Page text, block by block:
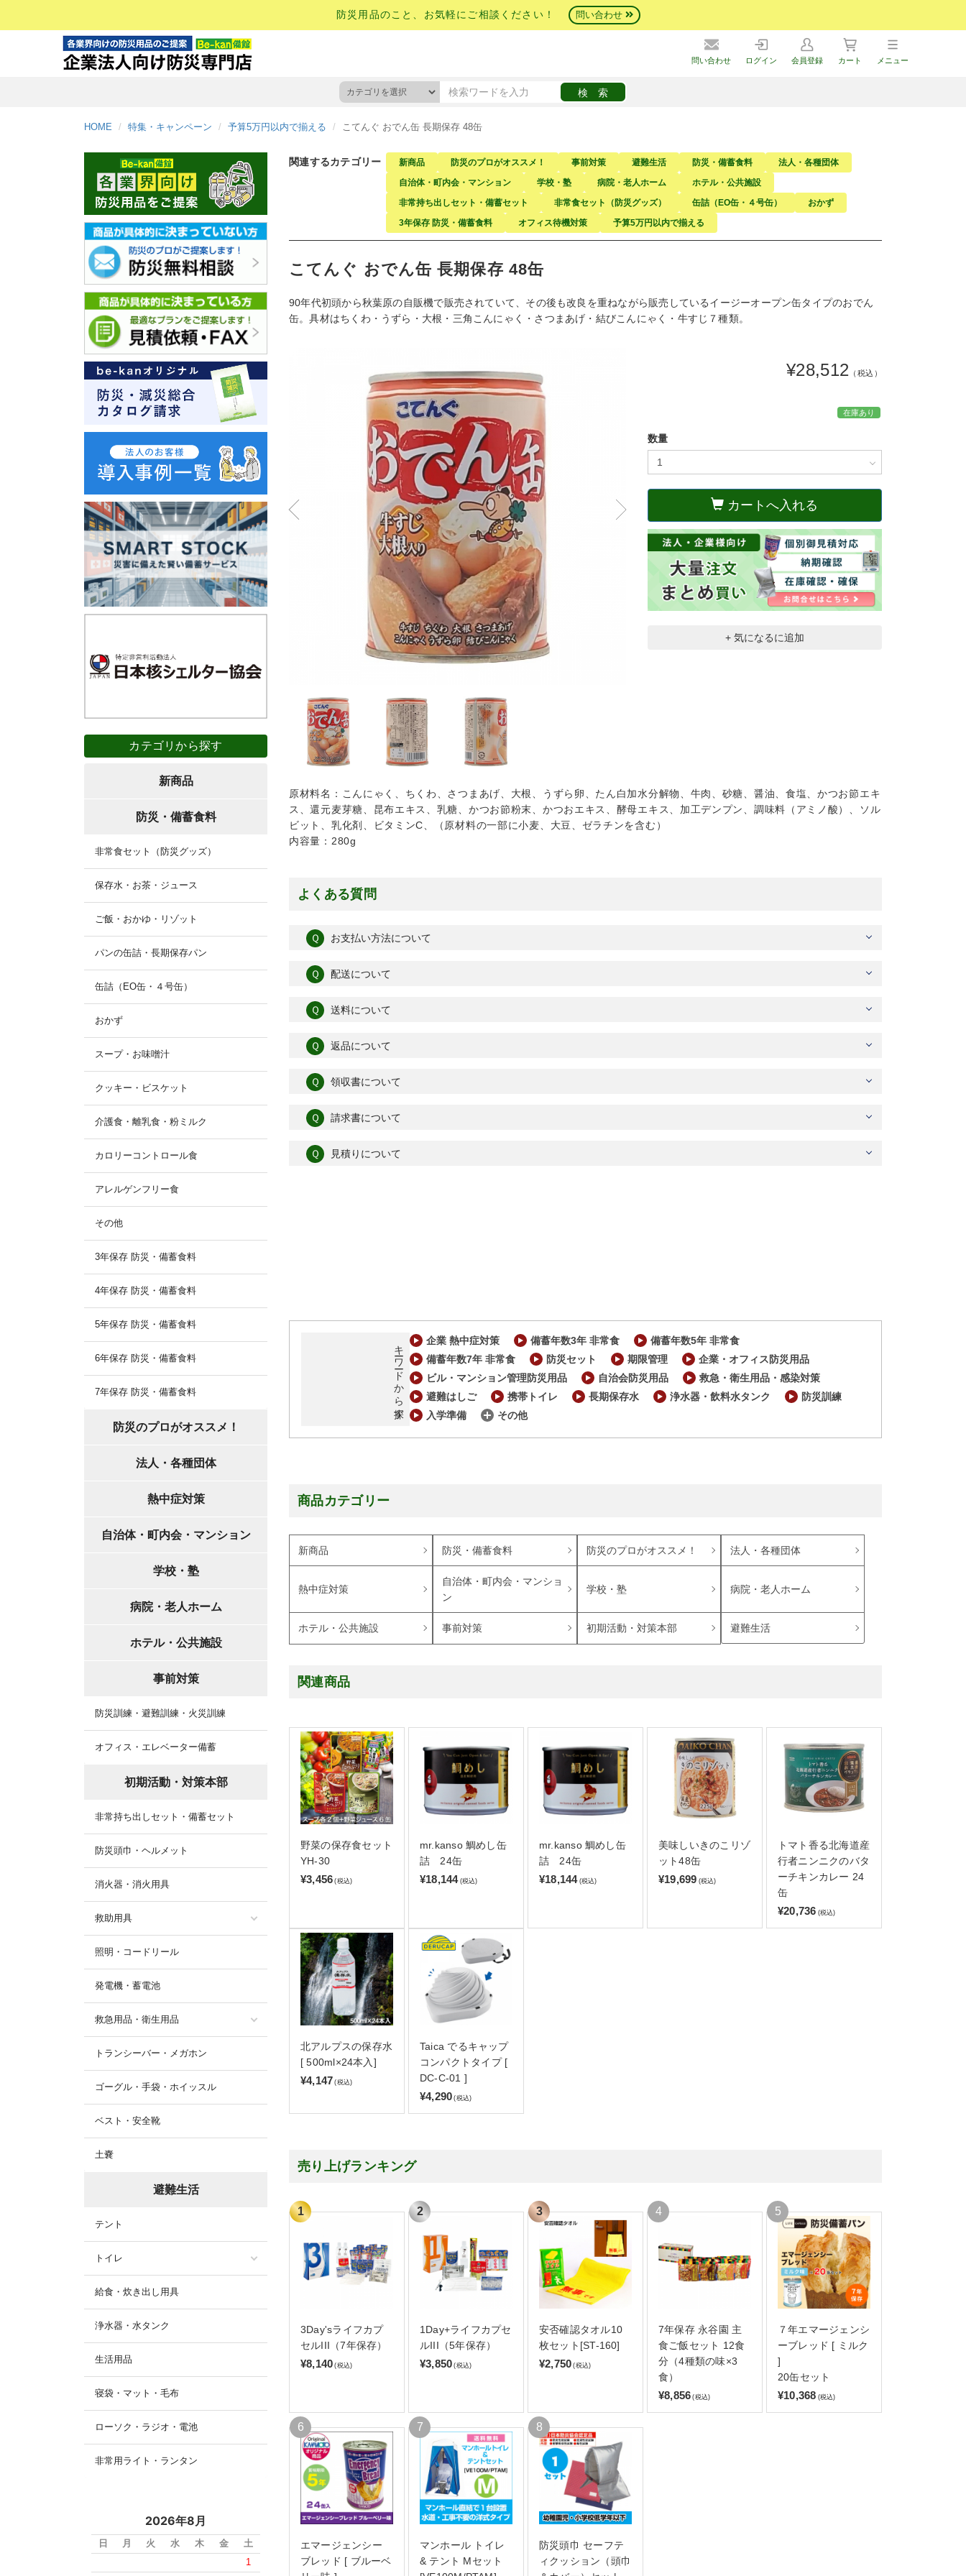
防災用品のこと、お気軽にご相談ください！ 問い合わせ
問い合わせ ログイン 会員登録 カート メニュー
HOME 特集・キャンペーン 予算5万円以内で揃える こてんぐ おでん缶 長期保存 48缶
関連するカテゴリー 新商品 防災のプロがオススメ！ 事前対策 避難生活 防災・備蓄食料
法人・各種団体
自治体・町内会・マンション
学校・塾 病院・老人ホーム
ホテル・公共施設
非常持ち出しセット・備蓄セット
非常食セット（防災グッズ） 缶詰（EO缶・４号缶）
おかず
3年保存 防災・備蓄食料
オフィス待機対策 予算5万円以内で揃える
こてんぐ おでん缶 長期保存 48缶
90年代初頭から秋葉原の自販機で販売されていて、その後も改良を重ねながら販売しているイージーオープン缶タイプのおでん
缶。具材はちくわ・うずら・大根・三角こんにゃく・さつまあげ・結びこんにゃく・牛すじ７種類。
¥28,512 （税込）
在庫あり
数量
カートへ入れる
+ 気になるに追加
原材料名：こんにゃく、ちくわ、さつまあげ、大根、うずら卵、たん白加水分解物、牛肉、砂糖、醤油、食塩、かつお節エキ
ス、還元麦芽糖、昆布エキス、乳糖、かつお節粉末、かつおエキス、酵母エキス、加工デンプン、調味料（アミノ酸）、ソル
ビット、乳化剤、ビタミンC、（原材料の一部に小麦、大豆、ゼラチンを含む）
内容量：280g
よくある質問
Ｑ お支払い方法について
Ｑ 配送について
Ｑ 送料について
Ｑ 返品について
Ｑ 領収書について
Ｑ 請求書について
Ｑ 見積りについて
キーワードから探す 企業 熱中症対策 備蓄年数3年 非常食
備蓄年数5年 非常食
備蓄年数7年 非常食
防災セット 期限管理
企業・オフィス防災用品
ビル・マンション管理防災用品
自治会防災用品
救急・衛生用品・感染対策
避難はしご
携帯トイレ 長期保存水 浄水器・飲料水タンク
防災訓練
入学準備
その他
商品カテゴリー
新商品 防災・備蓄食料 防災のプロがオススメ！ 法人・各種団体
熱中症対策
自治体・町内会・マンショ
ン
学校・塾 病院・老人ホーム
ホテル・公共施設 事前対策 初期活動・対策本部 避難生活
関連商品
野菜の保存食セット
YH-30
¥3,456 (税込)
mr.kanso 鯛めし缶
詰 24缶
¥18,144 (税込)
mr.kanso 鯛めし缶
詰 24缶
¥18,144 (税込)
美味しいきのこリゾ
ット48缶
¥19,699 (税込)
トマト香る北海道産
行者ニンニクのバタ
ーチキンカレー 24
缶
¥20,736 (税込)
北アルプスの保存水
[ 500ml×24本入]
¥4,147 (税込)
Taica でるキャップ
コンパクトタイプ [
DC-C-01 ]
¥4,290 (税込)
売り上げランキング
3Day'sライフカプ
セルIII（7年保存）
¥8,140 (税込)
1Day+ライフカプセ
ルIII（5年保存）
¥3,850 (税込)
安否確認タオル10
枚セット[ST-160]
¥2,750 (税込)
7年保存 永谷園 主
食ご飯セット 12食
分（4種類の味×3
食）
¥8,856 (税込)
７年エマージェンシ
ーブレッド [ ミルク
]
20缶セット
¥10,368 (税込)
エマージェンシー
ブレッド [ ブルーベ
マンホール トイレ
& テント Mセット
防災頭巾 セーフテ
ィクッション（頭巾
カテゴリから探す
新商品
防災・備蓄食料
非常食セット（防災グッズ）
保存水・お茶・ジュース
ご飯・おかゆ・リゾット
パンの缶詰・長期保存パン
缶詰（EO缶・４号缶）
おかず
スープ・お味噌汁
クッキー・ビスケット
介護食・離乳食・粉ミルク
カロリーコントロール食
アレルゲンフリー食
その他
3年保存 防災・備蓄食料
4年保存 防災・備蓄食料
5年保存 防災・備蓄食料
6年保存 防災・備蓄食料
7年保存 防災・備蓄食料
防災のプロがオススメ！
法人・各種団体
熱中症対策
自治体・町内会・マンション
学校・塾
病院・老人ホーム
ホテル・公共施設
事前対策
防災訓練・避難訓練・火災訓練
オフィス・エレベーター備蓄
初期活動・対策本部
非常持ち出しセット・備蓄セット
防災頭巾・ヘルメット
消火器・消火用具
救助用具
照明・コードリール
発電機・蓄電池
救急用品・衛生用品
トランシーバー・メガホン
ゴーグル・手袋・ホイッスル
ベスト・安全靴
土嚢
避難生活
テント
トイレ
給食・炊き出し用具
浄水器・水タンク
生活用品
寝袋・マット・毛布
ローソク・ラジオ・電池
非常用ライト・ランタン
2026年8月
日 月 火 水 木 金
土
1